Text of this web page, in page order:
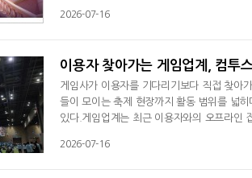
트'를 추가할 예정이다.컬래버레이션 기념
2026-07-16
이용자 찾아가는 게임업계, 컴투
게임사가 이용자를 기다리기보다 직접 찾아
들이 모이는 축제 현장까지 활동 범위를 넓
있다.게임업계는 최근 이용자와의 오프라인
게임이 행사의 주인공이 아닌 다양한 콘텐츠
2026-07-16